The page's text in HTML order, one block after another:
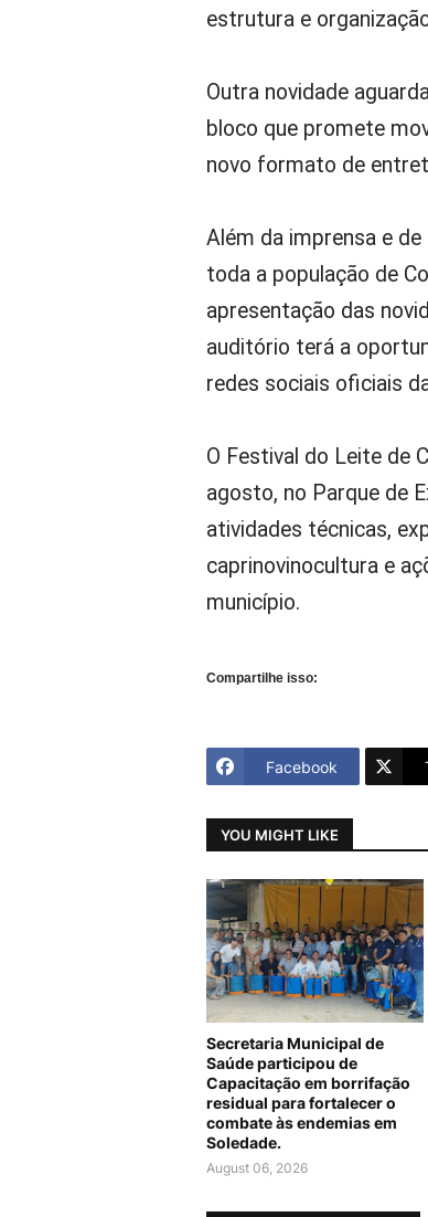
estrutura e
Outra novidade
bloco que promete
novo formato de
Além da imprensa e
toda a população de
apresentação das
auditório terá a
redes sociais oficiais
O Festival do Leite de
agosto, no Parque de
atividades técnicas,
caprinovinocultura e
município.
Compartilhe isso:
Facebook
YOU MIGHT LIKE
Secretaria Municipal de
Saúde participou de
Capacitação em borrifação
residual para fortalecer o
combate às endemias em
Soledade.
August 06, 2026